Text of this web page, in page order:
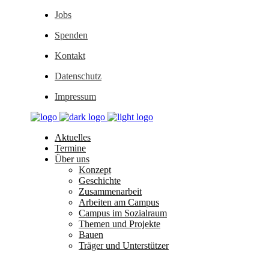
Jobs
Spenden
Kontakt
Datenschutz
Impressum
Aktuelles
Termine
Über uns
Konzept
Geschichte
Zusammenarbeit
Arbeiten am Campus
Campus im Sozialraum
Themen und Projekte
Bauen
Träger und Unterstützer